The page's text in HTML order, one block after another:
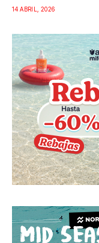
14 ABRIL, 2026